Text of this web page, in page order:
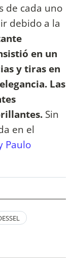
de cada uno
debido a la
en un
y tiras en
Las
Sin
en el
Paulo